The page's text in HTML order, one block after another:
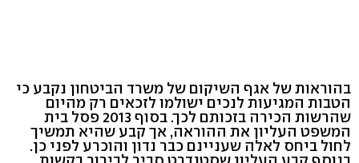
בהוראות של אגף השיקום של משרד הביטחון נקבע כי
הטבות המגיעות לנכים ישולמו לזכאים רק מהיום
שהרשות הכירה בזכותם לכך. בסוף 2013 פסל בית
המשפט העליון את ההוראה, אך קבע שהיא תמשיך
לחול ביחס לאלה שעניינם כבר נדון והוכרע לפני כן.